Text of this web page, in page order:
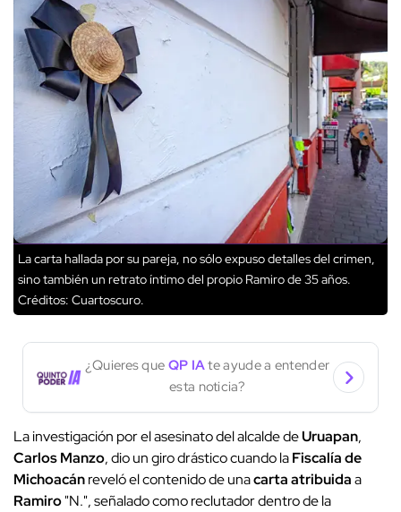
La carta hallada por su pareja, no sólo expuso detalles del crimen,
sino también un retrato íntimo del propio Ramiro de 35 años.
Créditos: Cuartoscuro.
¿Quieres que QP IAte ayude a entender
esta noticia?
La investigación por el asesinato del alcalde deUruapan,
Carlos Manzo, dio un giro drástico cuando laFiscalía de
Michoacánreveló el contenido de unacarta atribuidaa
Ramiro"N.", señalado como reclutador dentro de la